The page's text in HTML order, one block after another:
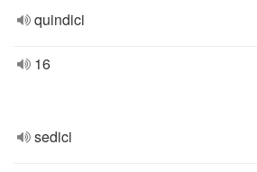
quindici
16
sedici